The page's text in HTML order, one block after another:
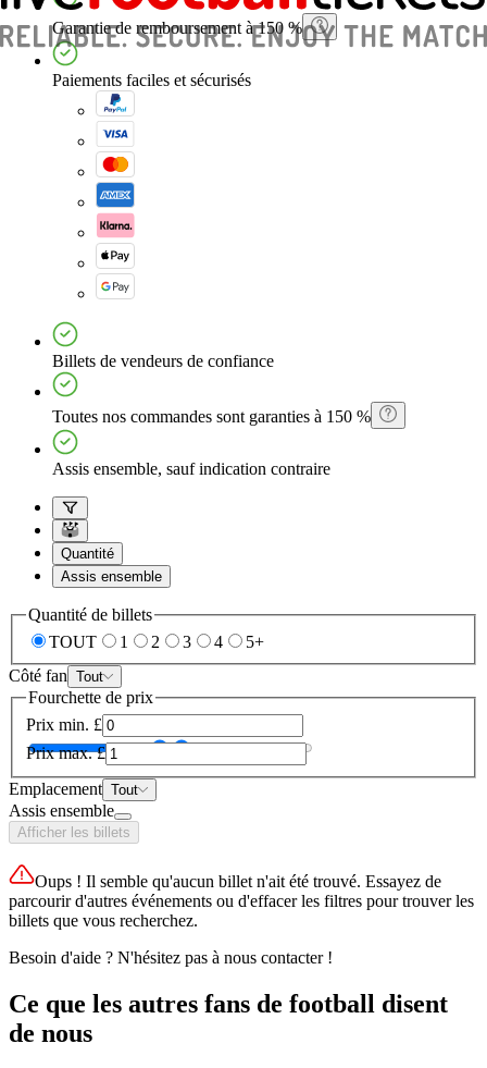
Garantie de remboursement à 150 %
Paiements faciles et sécurisés
Billets de vendeurs de confiance
Toutes nos commandes sont garanties à 150 %
Assis ensemble, sauf indication contraire
Quantité
Assis ensemble
Quantité de billets
TOUT
1 2 3 4
5+
Côté fan Tout
Fourchette de prix
Prix min. £
Prix max. £
Emplacement Tout
Assis ensemble
Afficher les billets
Oups ! Il semble qu'aucun billet n'ait été trouvé. Essayez de
parcourir d'autres événements ou d'effacer les filtres pour trouver les
billets que vous recherchez.
Besoin d'aide ? N'hésitez pas à nous contacter !
Ce que les autres fans de football disent
de nous